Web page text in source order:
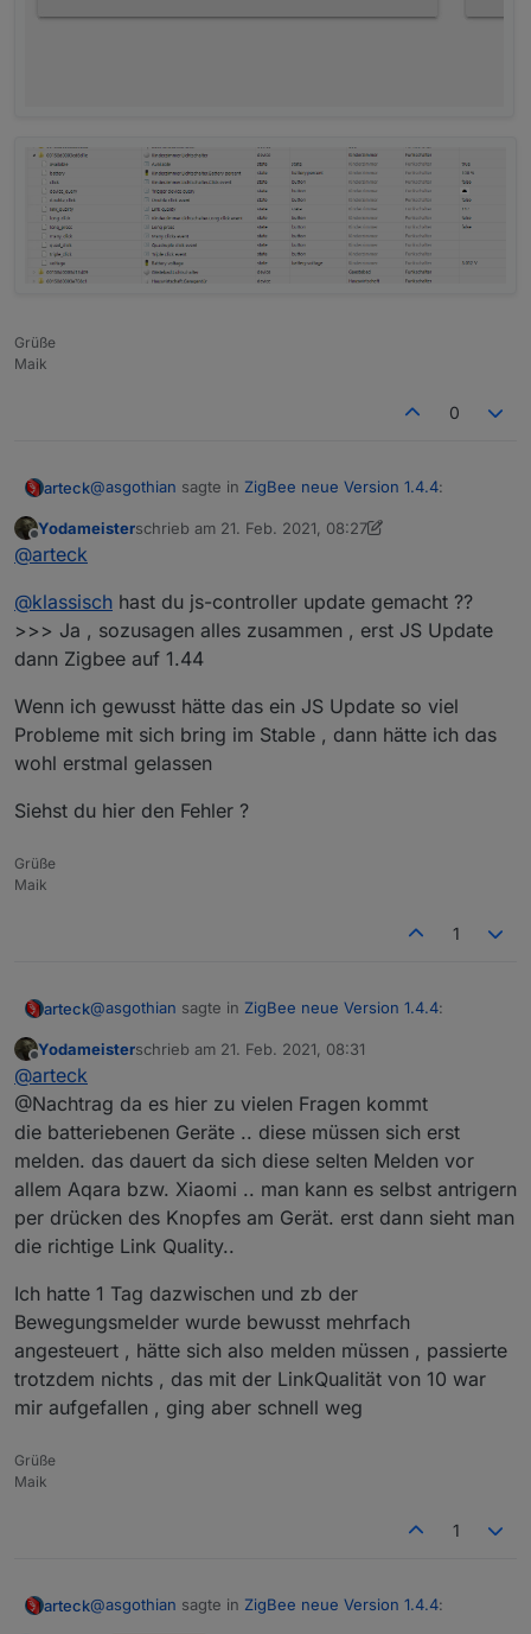
Grüße
Maik
0
arteck@asgothian sagte in ZigBee neue Version 1.4.4:
ne daran wird es nicht leigen da ist die 20200211..aber
hier mach ich mir sorgen es ist ein Linux system
@klassischhast du js-controller update gemacht ??
@ Yodameister lese bitte nochmal den Eingangsbeitrag
ich habe da ein Nachtrag verfasst
Offline
Yodameisterschrieb am 21. Feb. 2021, 08:27
zuletzt editiert von Yodameister
@arteck
@klassisch hast du js-controller update gemacht ??
>>> Ja , sozusagen alles zusammen , erst JS Update
dann Zigbee auf 1.44
Wenn ich gewusst hätte das ein JS Update so viel
Probleme mit sich bring im Stable , dann hätte ich das
wohl erstmal gelassen
Siehst du hier den Fehler ?
Grüße
Maik
1
arteck@asgothian sagte in ZigBee neue Version 1.4.4:
ne daran wird es nicht leigen da ist die 20200211..aber
hier mach ich mir sorgen es ist ein Linux system
@klassischhast du js-controller update gemacht ??
ich habe da ein Nachtrag verfasst
Offline
Yodameisterschrieb am 21. Feb. 2021, 08:31
zuletzt editiert von
@arteck
@Nachtrag da es hier zu vielen Fragen kommt
die batteriebenen Geräte .. diese müssen sich erst
melden. das dauert da sich diese selten Melden vor
allem Aqara bzw. Xiaomi .. man kann es selbst antrigern
per drücken des Knopfes am Gerät. erst dann sieht man
die richtige Link Quality..
Ich hatte 1 Tag dazwischen und zb der
Bewegungsmelder wurde bewusst mehrfach
angesteuert , hätte sich also melden müssen , passierte
trotzdem nichts , das mit der LinkQualität von 10 war
mir aufgefallen , ging aber schnell weg
Grüße
Maik
1
arteck@asgothian sagte in ZigBee neue Version 1.4.4: